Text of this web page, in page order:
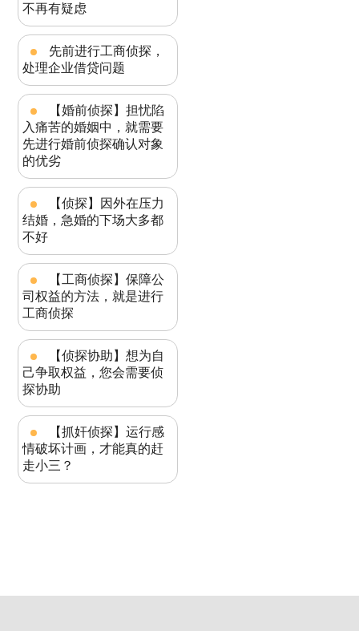
不再有疑虑
先前进行工商侦探，
处理企业借贷问题
【婚前侦探】担忧陷
入痛苦的婚姻中，就需要
先进行婚前侦探确认对象
的优劣
【侦探】因外在压力
结婚，急婚的下场大多都
不好
【工商侦探】保障公
司权益的方法，就是进行
工商侦探
【侦探协助】想为自
己争取权益，您会需要侦
探协助
【抓奸侦探】运行感
情破坏计画，才能真的赶
走小三？